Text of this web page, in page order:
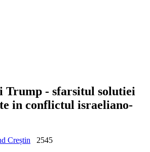
Trump - sfarsitul solutiei
in conflictul israeliano-
Creștin
2545